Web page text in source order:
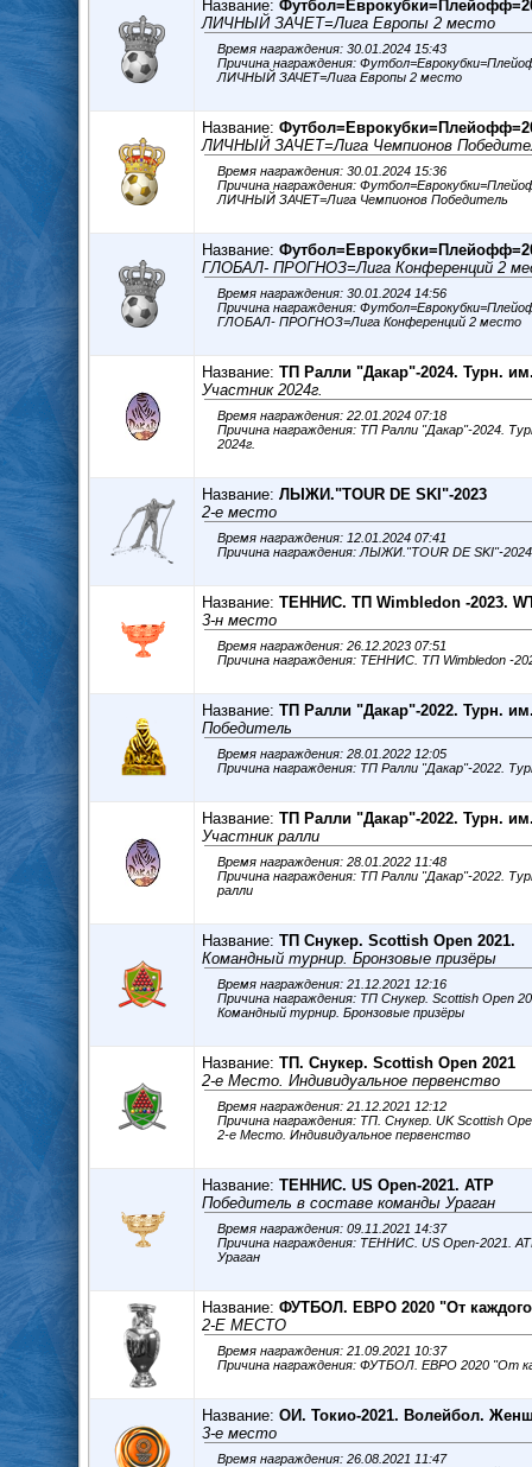
Название:
ЛИЧНЫЙ ЗАЧЕТ=Лига Европы 2 место
Время награждения: 30.01.2024 15:43
Причина награждения:
ЛИЧНЫЙ ЗАЧЕТ=Лига Европы 2 место
Название:
ЛИЧНЫЙ ЗАЧЕТ=Лига Чемпионов
Время награждения: 30.01.2024 15:36
Причина награждения:
ЛИЧНЫЙ ЗАЧЕТ=Лига Чемпионов Победитель
Название:
ГЛОБАЛ- ПРОГНОЗ=Лига Конференций 2
Время награждения: 30.01.2024 14:56
Причина награждения:
ГЛОБАЛ- ПРОГНОЗ=Лига Конференций 2 место
Название: ТП Ралли "Дакар"-2024. Турн.
Участник 2024г.
Время награждения: 22.01.2024 07:18
Причина награждения: ТП Ралли "Дакар"-2024. Турн.
2024г.
Название: ЛЫЖИ."TOUR DE SKI"-2023
2-е место
Время награждения: 12.01.2024 07:41
Название: ТЕННИС. ТП Wimbledon -2023.
3-н место
Время награждения: 26.12.2023 07:51
Название: ТП Ралли "Дакар"-2022. Турн.
Победитель
Время награждения: 28.01.2022 12:05
Название: ТП Ралли "Дакар"-2022. Турн.
Участник ралли
Время награждения: 28.01.2022 11:48
Причина награждения: ТП Ралли "Дакар"-2022. Турн.
ралли
Название: ТП Снукер. Scottish Open 2021.
Командный турнир. Бронзовые призёры
Время награждения: 21.12.2021 12:16
Причина награждения: ТП Снукер. Scottish Open
Командный турнир. Бронзовые призёры
Название: ТП. Снукер. Scottish Open 2021
2-е Место. Индивидуальное первенство
Время награждения: 21.12.2021 12:12
Причина награждения: ТП. Снукер. UK Scottish
2-е Место. Индивидуальное первенство
Название: ТЕННИС. US Open-2021. ATP
Победитель в составе команды Ураган
Время награждения: 09.11.2021 14:37
Причина награждения: ТЕННИС. US Open-2021.
Ураган
Название: ФУТБОЛ. ЕВРО 2020 "От
2-Е МЕСТО
Время награждения: 21.09.2021 10:37
Название: ОИ. Токио-2021. Волейбол.
3-е место
Время награждения: 26.08.2021 11:47